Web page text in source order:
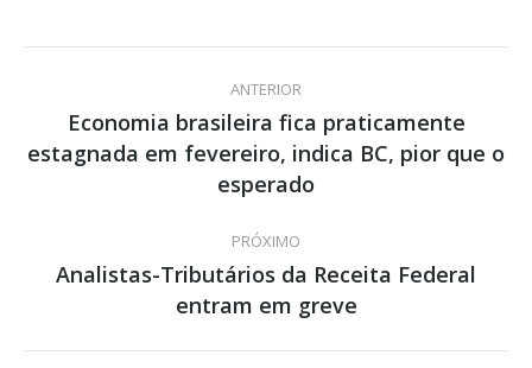
Navegação
de
post:
ANTERIOR
Post
anterior:
Economia brasileira fica praticamente
estagnada em fevereiro, indica BC, pior que o
esperado
PRÓXIMO
Próximo
post:
Analistas-Tributários da Receita Federal
entram em greve